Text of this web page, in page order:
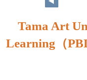
Tama Art
Learning（